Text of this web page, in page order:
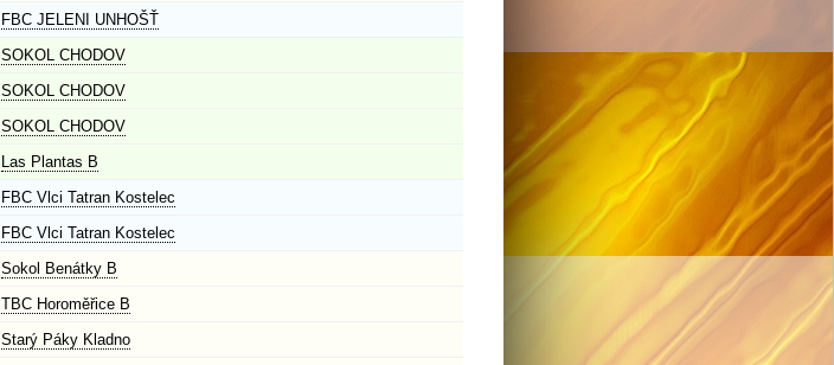
FBC JELENI UNHOŠŤ
SOKOL CHODOV
SOKOL CHODOV
SOKOL CHODOV
Las Plantas B
FBC Vlci Tatran Kostelec
FBC Vlci Tatran Kostelec
Sokol Benátky B
TBC Horoměřice B
Starý Páky Kladno